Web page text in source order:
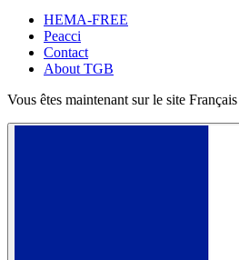
HEMA-FREE
Peacci
Contact
About TGB
Vous êtes maintenant sur le site Français